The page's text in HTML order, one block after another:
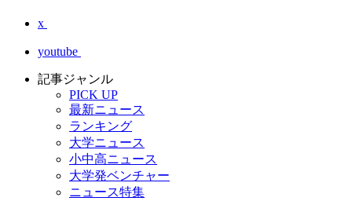
x
youtube
記事ジャンル
PICK UP
最新ニュース
ランキング
大学ニュース
小中高ニュース
大学発ベンチャー
ニュース特集